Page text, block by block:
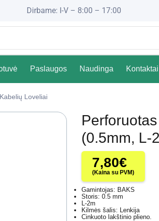
Dirbame: I-V – 8:00 – 17:00
Paslaugos Naudinga Kontaktai
Kabelių Loveliai
(0.5mm, L-
7,80€
(Kaina su PVM)
Gamintojas: BAKS
Storis: 0.5 mm
L-2m
Kilmės šalis: Lenkija
Cinkuoto lakštinio plieno.